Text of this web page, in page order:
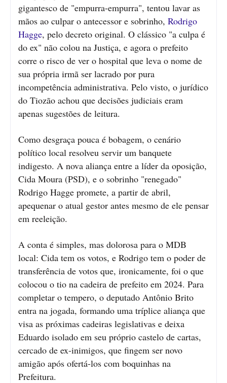
gigantesco de "empurra-empurra", tentou lavar as
mãos ao culpar o antecessor e sobrinho, Rodrigo
Hagge, pelo decreto original. O clássico "a culpa é
do ex" não colou na Justiça, e agora o prefeito
corre o risco de ver o hospital que leva o nome de
sua própria irmã ser lacrado por pura
incompetência administrativa. Pelo visto, o jurídico
do Tiozão achou que decisões judiciais eram
apenas sugestões de leitura.
Como desgraça pouca é bobagem, o cenário
político local resolveu servir um banquete
indigesto. A nova aliança entre a líder da oposição,
Cida Moura (PSD), e o sobrinho "renegado"
Rodrigo Hagge promete, a partir de abril,
apequenar o atual gestor antes mesmo de ele pensar
em reeleição.
A conta é simples, mas dolorosa para o MDB
local: Cida tem os votos, e Rodrigo tem o poder de
transferência de votos que, ironicamente, foi o que
colocou o tio na cadeira de prefeito em 2024. Para
completar o tempero, o deputado Antônio Brito
entra na jogada, formando uma tríplice aliança que
visa as próximas cadeiras legislativas e deixa
Eduardo isolado em seu próprio castelo de cartas,
cercado de ex-inimigos, que fingem ser novo
amigão após ofertá-los com boquinhas na
Prefeitura.